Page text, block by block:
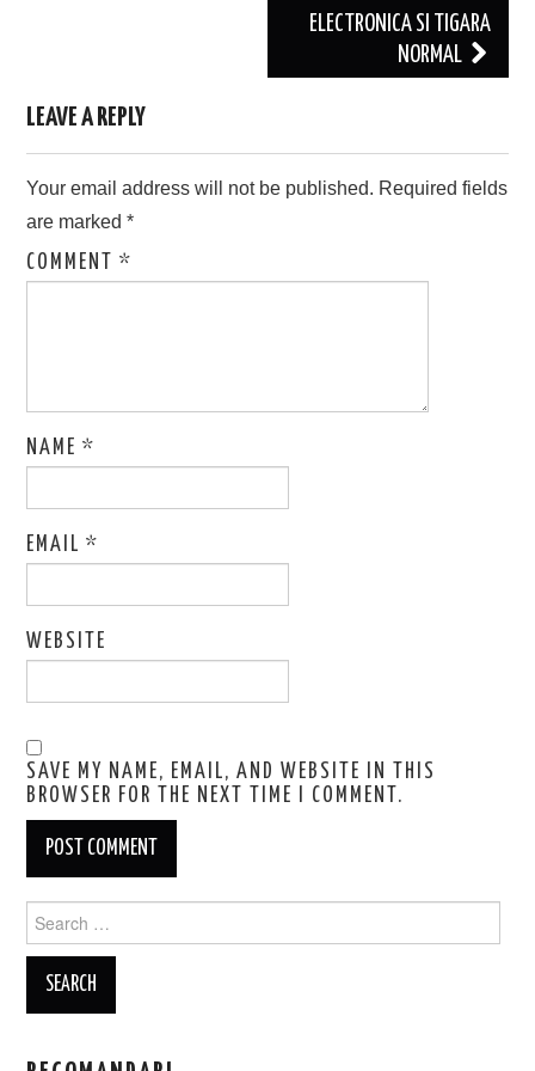
ELECTRONICA SI TIGARA
NORMAL
LEAVE A REPLY
Your email address will not be published. Required fields
are marked*
COMMENT*
NAME*
EMAIL*
WEBSITE
SAVE MY NAME, EMAIL, AND WEBSITE IN THIS
BROWSER FOR THE NEXT TIME I COMMENT.
Search
for: